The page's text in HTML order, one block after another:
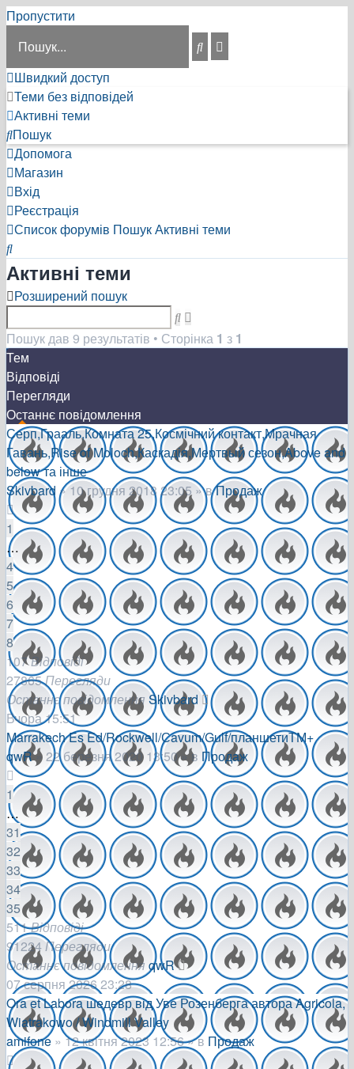
Пропустити
Пошук
Розширений
Швидкий доступ
Теми без відповідей
Активні теми
Пошук
Допомога
Магазин
Вхід
Реєстрація
Список форумів ПошукАктивні теми
Пошук
Активні теми
Розширений пошук
Пошук
пошук
Пошук дав 9 результатів • Сторінка 1 з 1
Тем
Відповіді
Перегляди
Останнє повідомлення
Серп,Грааль,Комната 25,Космічний контакт,Мрачная
Гавань,Rise of Moloch,Каскадія,Мертвый сезон,Above and
below та інше
Skivbard »10 грудня 2018 23:05» вПродаж
1
…
4
5
6
7
8
107Відповіді
27865Перегляди
Останнє повідомлення Skivbard
Вчора 15:51
Marrakech Es Ed/Rockwell/Сavum/Gulf/планшетиТМ+
qwR»22 березня 2020 13:50» в Продаж
1
…
31
32
33
34
35
511Відповіді
91224Перегляди
Останнє повідомлення qwR
07 серпня 2026 23:28
Ora et Labora шедевр від Уве Розенберга автора Agricola,
Wiatrakowo / Windmill Valley
amifone »12 квітня 2023 12:56» в Продаж